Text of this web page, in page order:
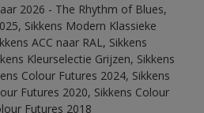
2026 - The Rhythm of Blues,
Sikkens Modern Klassieke
ACC naar RAL, Sikkens
Kleurselectie Grijzen, Sikkens
Colour Futures 2024, Sikkens
Futures 2020, Sikkens Colour
Futures 2018